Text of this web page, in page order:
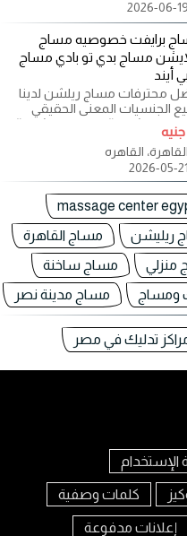
برايفت خصوصيه مساج
مساج بدي تو بادي مساج
أيند
محترفات مساج ريلشن لدينا
الجنسيات المعنى الحقيقي
ريلاشين # مساج ريلاشين#
القاهرة، القاهره
massage center
ريليشن
مساج القاهرة
منزلي
مساج ساخنة
ومساج مساج مدينة نصر
تدليك في مصر
الإستخدام
كلمات وصفية
إعلانات مدفوعة